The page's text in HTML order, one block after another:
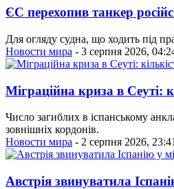
ЄС перехопив танкер
Для огляду судна, що ходить під
Новости мира - 3 серпня 2026,
Міграційна криза в Сеуті:
Число загиблих в іспанському
зовнішніх кордонів.
Новости мира - 2 серпня 2026, 23:41
Австрія звинуватила